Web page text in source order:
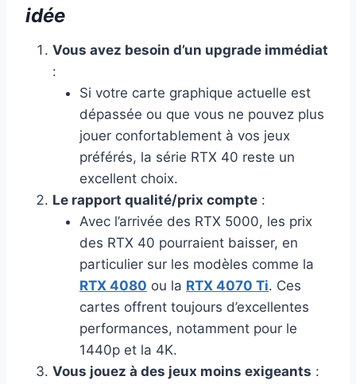
idée
Vous avez besoin d’un upgrade immédiat
:
Si votre carte graphique actuelle est
dépassée ou que vous ne pouvez plus
jouer confortablement à vos jeux
préférés, la série RTX 40 reste un
excellent choix.
Le rapport qualité/prix compte :
Avec l’arrivée des RTX 5000, les prix
des RTX 40 pourraient baisser, en
particulier sur les modèles comme la
RTX 4080 ou la RTX 4070 Ti. Ces
cartes offrent toujours d’excellentes
performances, notamment pour le
1440p et la 4K.
Vous jouez à des jeux moins exigeants :